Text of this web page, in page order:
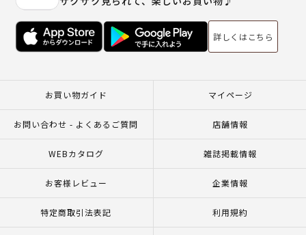
詳しくはこちら
お買い物ガイド マイページ
お問い合わせ - よくあるご質問 店舗情報
WEBカタログ 雑誌掲載情報
お客様レビュー 企業情報
特定商取引法表記 利用規約